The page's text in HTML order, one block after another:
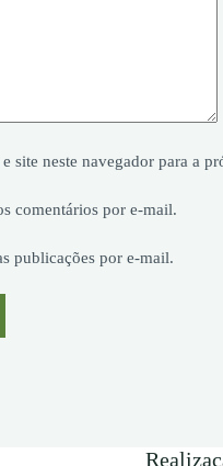
site neste navegador para a
comentários por e-mail.
publicações por e-mail.